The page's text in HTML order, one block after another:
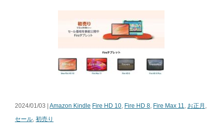
2024/01/03 | Amazon Kindle Fire HD 10, Fire HD 8, Fire Max 11, お正月 ,
セール, 初売り